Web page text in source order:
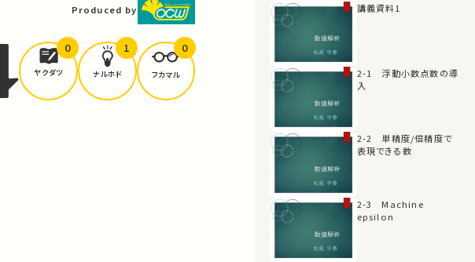
Produced by
ヤクダツ
0
ナルホド
1
フカマル
0
講義資料1
2-1 浮動小数点数の導
入
2-2 単精度/倍精度で
表現できる数
2-3 Machine
epsilon